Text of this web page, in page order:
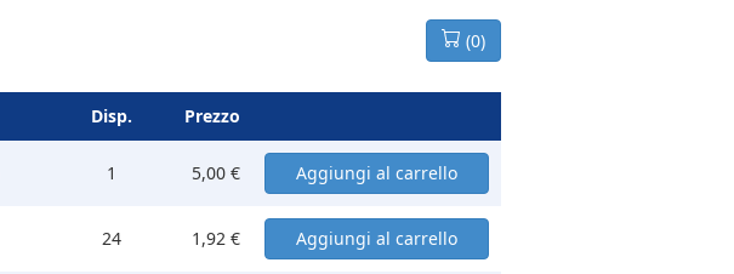
(0)
Disp. Prezzo
1 5,00 €
24 1,92 €